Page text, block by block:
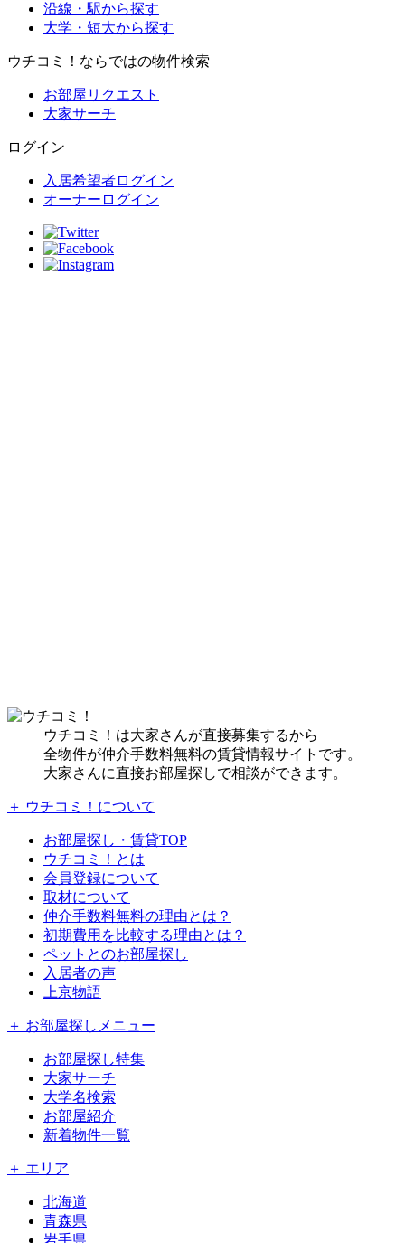
沿線・駅から探す
大学・短大から探す
ウチコミ！ならではの物件検索
お部屋リクエスト
大家サーチ
ログイン
入居希望者ログイン
オーナーログイン
ウチコミ！は大家さんが直接募集するから
全物件が仲介手数料無料の賃貸情報サイトです。
大家さんに直接お部屋探しで相談ができます。
＋ ウチコミ！について
お部屋探し・賃貸TOP
ウチコミ！とは
会員登録について
取材について
仲介手数料無料の理由とは？
初期費用を比較する理由とは？
ペットとのお部屋探し
入居者の声
上京物語
＋ お部屋探しメニュー
お部屋探し特集
大家サーチ
大学名検索
お部屋紹介
新着物件一覧
＋ エリア
北海道
青森県